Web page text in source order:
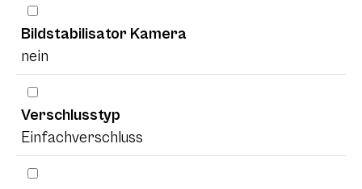
Bildstabilisator Kamera
nein
Verschlusstyp
Einfachverschluss